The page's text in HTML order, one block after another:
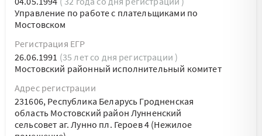
Управление по работе с плательщиками по
Мостовском
Регистрация ЕГР
26.06.1991 (35 лет со дня регистрации )
Мостовский районный исполнительный комитет
Адрес регистрации
231606, Республика Беларусь Гродненская
область Мостовский район Лунненский
сельсовет аг. Лунно пл. Героев 4 (Нежилое